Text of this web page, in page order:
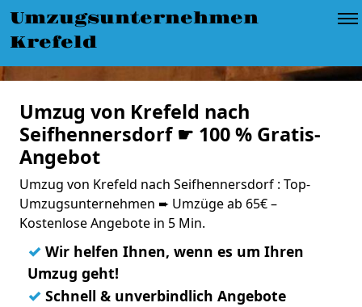
Umzugsunternehmen
Krefeld
Umzug von Krefeld nach
Seifhennersdorf ☛ 100 % Gratis-
Angebot
Umzug von Krefeld nach Seifhennersdorf : Top-
Umzugsunternehmen ➨ Umzüge ab 65€ –
Kostenlose Angebote in 5 Min.
✓ Wir helfen Ihnen, wenn es um Ihren
Umzug geht!
✓ Schnell & unverbindlich Angebote